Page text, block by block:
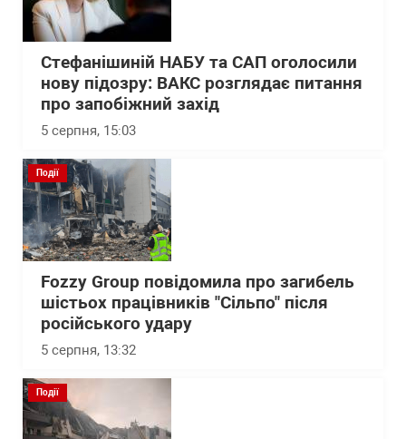
Стефанішиній НАБУ та САП оголосили
нову підозру: ВАКС розглядає питання
про запобіжний захід
5 серпня, 15:03
Події
Fozzy Group повідомила про загибель
шістьох працівників "Сільпо" після
російського удару
5 серпня, 13:32
Події